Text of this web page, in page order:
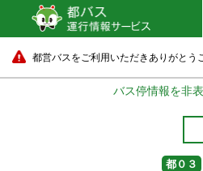
都営バスをご利用いただきありがとう
バス停情報を非
都０３